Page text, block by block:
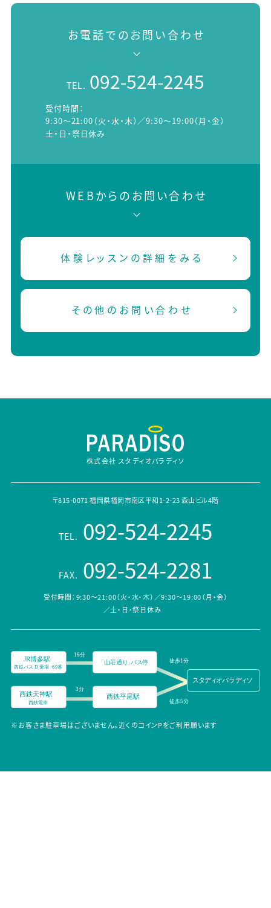
お電話でのお問い合わせ
TEL. 092-524-2245
受付時間：
9:30～21:00（火・水・木）／9:30～19:00（月・金）
土・日・祭日休み
WEBからのお問い合わせ
体験レッスンの詳細をみる
その他のお問い合わせ
株式会社 スタディオパラディソ
〒815-0071 福岡県福岡市南区平和1-2-23 森山ビル4階
TEL. 092-524-2245
FAX. 092-524-2281
受付時間：9:30～21:00（火・水・木）／9:30～19:00（月・金）
／土・日・祭日休み
※お客さま駐車場はございません。近くのコインPをご利用願います